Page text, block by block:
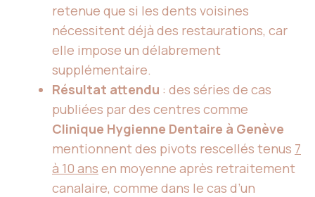
retenue que si les dents voisines
nécessitent déjà des restaurations, car
elle impose un délabrement
supplémentaire.
Résultat attendu : des séries de cas
publiées par des centres comme
Clinique Hygienne Dentaire à Genève
mentionnent des pivots rescellés tenus 7
à 10 ans en moyenne après retraitement
canalaire, comme dans le cas d’un